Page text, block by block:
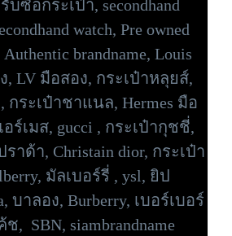
บซื้อกระเป๋า, secondhand
watch, Pre owned
Authentic brandname, Louis
, LV มือสอง, กระเป๋าหลุยส์,
กระเป๋าชาแนล, Hermes มือ
ร์เมส, gucci , กระเป๋ากุชชี่,
ราด้า, Christain dior, กระเป๋า
มัลเบอร์รี่ , ysl, ยิป
บาลอง, Burberry, เบอร์เบอร์
ช, SBN, siambrandname